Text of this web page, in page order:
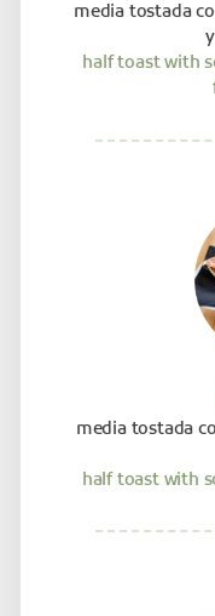
media tostada
half toast with
media tostada
half toast with